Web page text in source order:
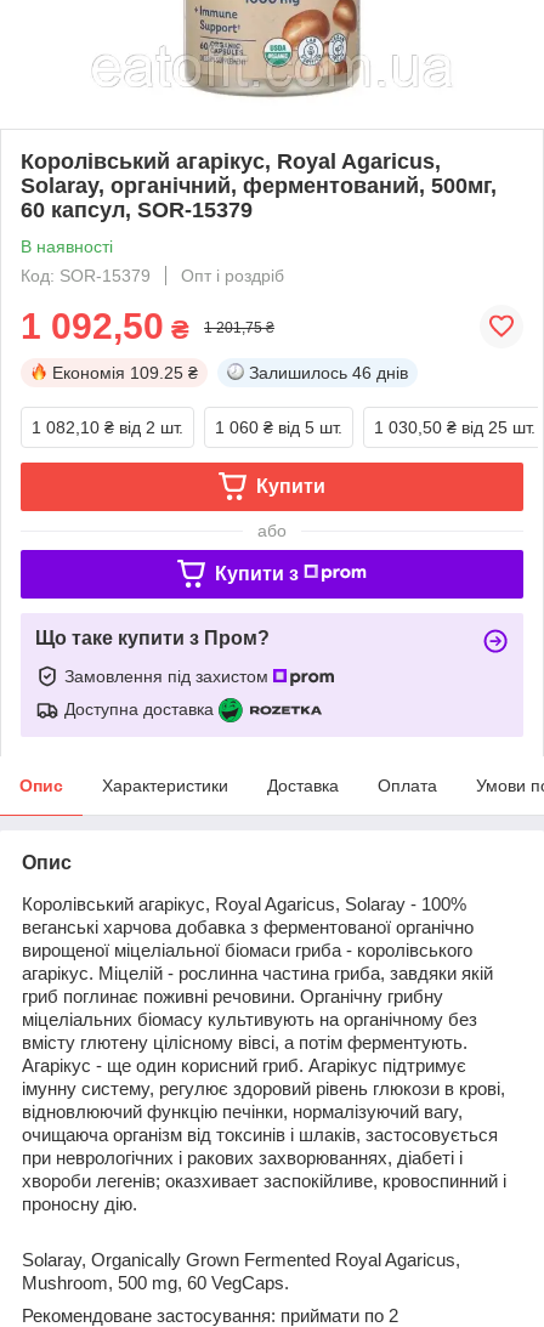
Королівський агарікус, Royal Agaricus,
Solaray, органічний, ферментований, 500мг,
60 капсул, SOR-15379
В наявності
Код: SOR-15379
Опт і роздріб
1 092,50 ₴ 1 201,75 ₴
Економія 109.25 ₴ Залишилось 46 днів
1 082,10 ₴ від 2 шт. 1 060 ₴ від 5 шт. 1 030,50 ₴ від 25 шт.
Купити
або
Купити з
Що таке купити з Пром?
Замовлення під захистом
Доступна доставка
Опис Характеристики Доставка Оплата Умови
Опис
Королівський агарікус, Royal Agaricus, Solaray - 100%
веганські харчова добавка з ферментованої органічно
вирощеної міцеліальної біомаси гриба - королівського
агарікус. Міцелій - рослинна частина гриба, завдяки якій
гриб поглинає поживні речовини. Органічну грибну
міцеліальних біомасу культивують на органічному без
вмісту глютену цілісному вівсі, а потім ферментують.
Агарікус - ще один корисний гриб. Агарікус підтримує
імунну систему, регулює здоровий рівень глюкози в крові,
відновлюючий функцію печінки, нормалізуючий вагу,
очищаюча організм від токсинів і шлаків, застосовується
при неврологічних і ракових захворюваннях, діабеті і
хвороби легенів; оказхивает заспокійливе, кровоспинний і
проносну дію.
Solaray, Organically Grown Fermented Royal Agaricus,
Mushroom, 500 mg, 60 VegCaps.
Рекомендоване застосування: приймати по 2